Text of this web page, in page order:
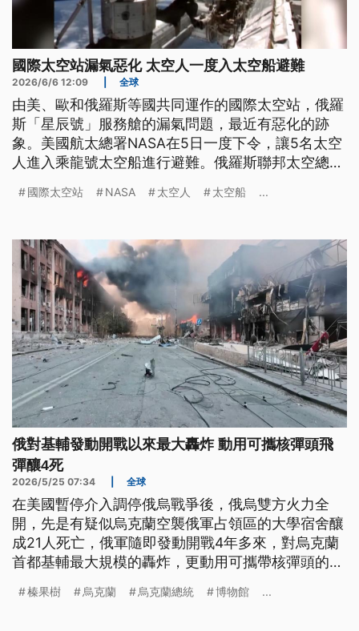
國際太空站漏氣惡化 太空人一度入太空船避難
2026/6/6 12:09 全球
由美、歐和俄羅斯等國共同運作的國際太空站，俄羅
斯「星辰號」服務艙的漏氣問題，最近有惡化的跡
象。美國航太總署NASA在5日一度下令，讓5名太空
人進入乘龍號太空船進行避難。俄羅斯聯邦太空總署
堵。由於俄方決定暫停修復作業，進一步評估漏氣情
務，目前雙方正持續調查漏氣的原因。
國際太空站 NASA 太空人 太空船 ...
俄對基輔發動開戰以來最大轟炸 動用可攜核彈頭飛
彈釀4死
2026/5/25 07:34 全球
在美國暫停介入調停俄烏戰爭後，俄烏雙方火力全
開，先是有疑似烏克蘭空襲俄軍占領區的大學宿舍釀
成21人死亡，俄軍隨即發動開戰4年多來，對烏克蘭
首都基輔最大規模的轟炸，更動用可攜帶核彈頭的榛
榛果樹 烏克蘭 烏克蘭總統 博物館 ...